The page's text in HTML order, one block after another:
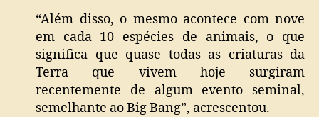
“Além disso, o mesmo acontece com nove
em cada 10 espécies de animais, o que
significa que quase todas as criaturas da
Terra que vivem hoje surgiram
recentemente de algum evento seminal,
semelhante ao Big Bang”, acrescentou.